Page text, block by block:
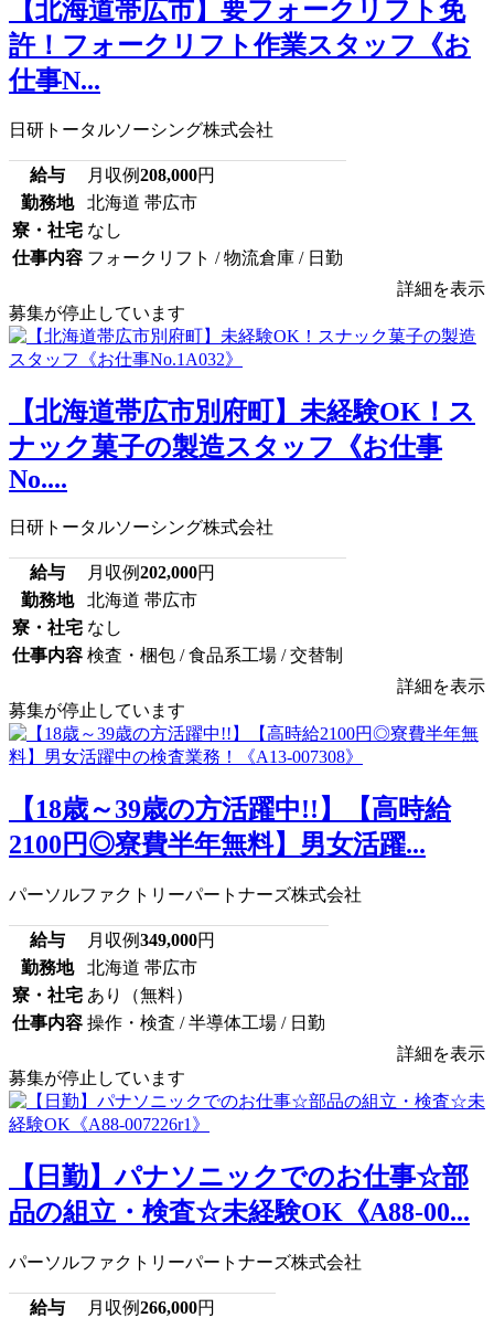
【北海道帯広市】要フォークリフト免
許！フォークリフト作業スタッフ《お
仕事N...
日研トータルソーシング株式会社
給与 月収例208,000円
勤務地
北海道 帯広市
寮・社宅 なし
仕事内容 フォークリフト / 物流倉庫 / 日勤
詳細を表示
募集が停止しています
【北海道帯広市別府町】未経験OK！ス
ナック菓子の製造スタッフ《お仕事
No....
日研トータルソーシング株式会社
給与 月収例202,000円
勤務地
北海道 帯広市
寮・社宅 なし
仕事内容 検査・梱包 / 食品系工場 / 交替制
詳細を表示
募集が停止しています
【18歳～39歳の方活躍中!!】【高時給
2100円◎寮費半年無料】男女活躍...
パーソルファクトリーパートナーズ株式会社
給与 月収例349,000円
勤務地
北海道 帯広市
寮・社宅 あり（無料）
仕事内容 操作・検査 / 半導体工場 / 日勤
詳細を表示
募集が停止しています
【日勤】パナソニックでのお仕事☆部
品の組立・検査☆未経験OK《A88-00...
パーソルファクトリーパートナーズ株式会社
給与 月収例266,000円